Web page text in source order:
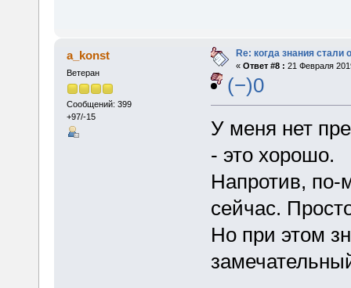
a_konst
Ветеран
Сообщений: 399
+97/-15
Re: когда знания стали
« Ответ #8 : 21 Февраля
(−)0
У меня нет
- это хорошо.
Напротив, по-
сейчас.
Но при этом